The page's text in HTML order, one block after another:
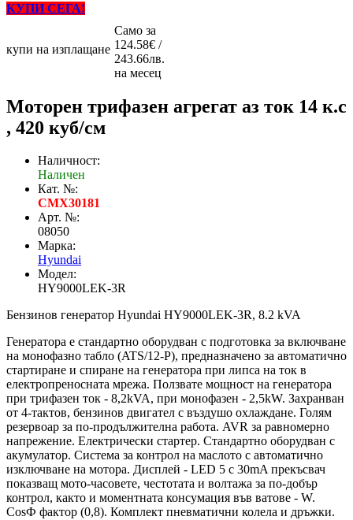
КУПИ СЕГА!
купи на изплащане
Само за
124.58€ /
243.66лв.
на месец
Моторен трифазен агрегат аз ток 14 к.с
, 420 куб/см
Наличност:
Наличен
Кат. №:
CMX30181
Арт. №:
08050
Марка:
Hyundai
Модел:
HY9000LEK-3R
Бензинов генератор Hyundai HY9000LEK-3R, 8.2 kVA
Генератора е стандартно оборудван с подготовка за включване
на монофазно табло (ATS/12-P), предназначено за автоматично
стартиране и спиране на генератора при липса на ток в
електропреносната мрежа. Ползвате мощност на генератора
при трифазен ток - 8,2kVA, при монофазен - 2,5kW. Захранван
от 4-тактов, бензинов двигател с въздушо охлаждане. Голям
резервоар за по-продължителна работа. AVR за равномерно
напрежение. Електрически стартер. Стандартно оборудван с
акумулатор. Система за контрол на маслото с автоматично
изключване на мотора. Дисплей - LED 5 с 30mA прекъсвач
показващ мото-часовете, честотата и волтажа за по-добър
контрол, както и моментната консумация във ватове - W.
CosФ фактор (0,8). Комплект пневматични колела и дръжки.